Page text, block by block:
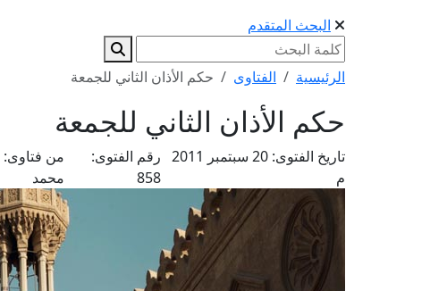
البحث المتقدم
الرئيسية الفتاوى حكم الأذان الثاني للجمعة
حكم الأذان الثاني للجمعة
تاريخ الفتوى:
20 سبتمبر 2011
م
رقم الفتوى:
858
من فتاوى:
محمد